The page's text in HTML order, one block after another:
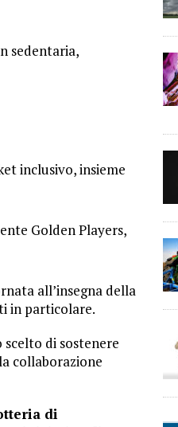
sedentaria,
inclusivo, insieme
Golden Players,
all’insegna della
in particolare.
di sostenere
collaborazione
di